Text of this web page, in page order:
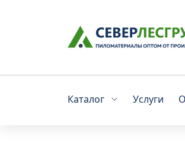
Каталог Услуги